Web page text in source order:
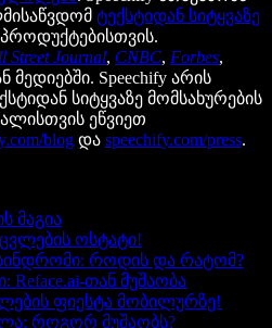
ტექსტიდან სიტყვაზე
პროდუქტებისთვის.
Street Journal, CNBC, Forbes,
მედიებში. Speechify არის
სიტყვაზე მომსახურების
ეწვიეთ
blog და speechify.com/press.
მაგია
ოსტატი!
როდის და რატომ?
Reface.ai-თან მუშაობა
ფიესტა მობილურზე!
როგორ მუშაობს?